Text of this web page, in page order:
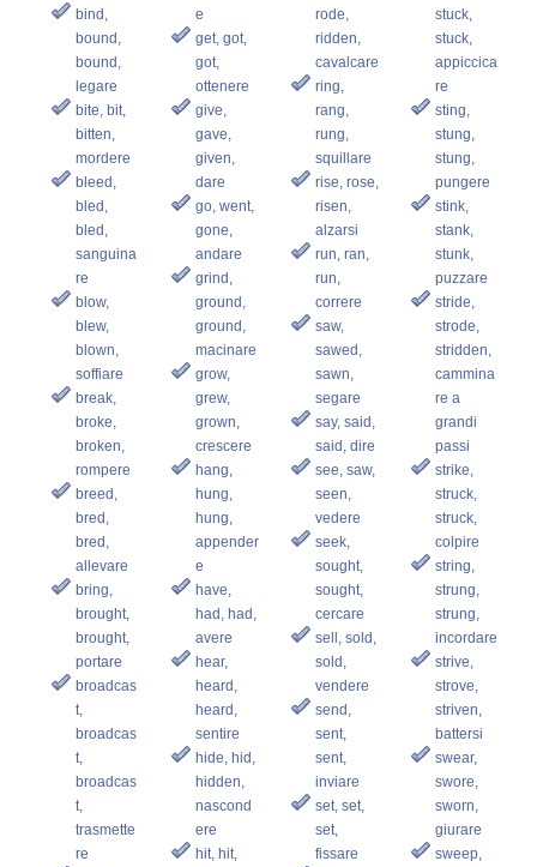
bind,
bound,
bound,
legare
bite, bit,
bitten,
mordere
bleed,
bled,
bled,
sanguina
re
blow,
blew,
blown,
soffiare
break,
broke,
broken,
rompere
breed,
bred,
bred,
allevare
bring,
brought,
brought,
portare
broadcas
t,
broadcas
t,
broadcas
t,
trasmette
re
e
get, got,
got,
ottenere
give,
gave,
given,
dare
go, went,
gone,
andare
grind,
ground,
ground,
macinare
grow,
grew,
grown,
crescere
hang,
hung,
hung,
appender
e
have,
had, had,
avere
hear,
heard,
heard,
sentire
hide, hid,
hidden,
nascond
ere
hit, hit,
rode,
ridden,
cavalcare
ring,
rang,
rung,
squillare
rise, rose,
risen,
alzarsi
run, ran,
run,
correre
saw,
sawed,
sawn,
segare
say, said,
said, dire
see, saw,
seen,
vedere
seek,
sought,
sought,
cercare
sell, sold,
sold,
vendere
send,
sent,
sent,
inviare
set, set,
set,
fissare
stuck,
stuck,
appiccica
re
sting,
stung,
stung,
pungere
stink,
stank,
stunk,
puzzare
stride,
strode,
stridden,
cammina
re a
grandi
passi
strike,
struck,
struck,
colpire
string,
strung,
strung,
incordare
strive,
strove,
striven,
battersi
swear,
swore,
sworn,
giurare
sweep,